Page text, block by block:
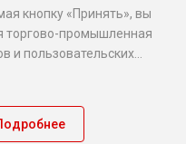
компанию
документы
кнопку «Принять», вы
торгово-промышленная
и пользовательских